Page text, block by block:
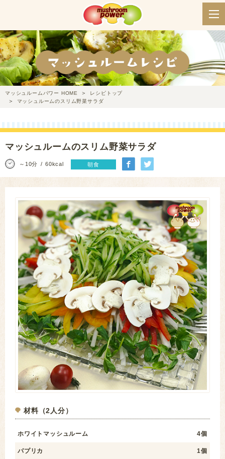
マッシュルームパワー HOME
レシピトップ
マッシュルームのスリム野菜サラダ
マッシュルームのスリム野菜サラダ
～10分 60kcal 朝食
材料（2人分）
ホワイトマッシュルーム 4個
パプリカ 1個